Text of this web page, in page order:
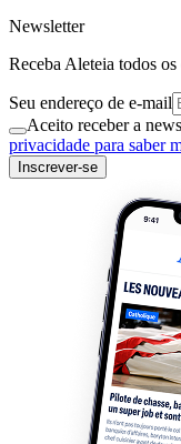
Newsletter
Receba Aleteia todos
Seu endereço de e-mail
Aceito receber a
privacidade para saber
Inscrever-se